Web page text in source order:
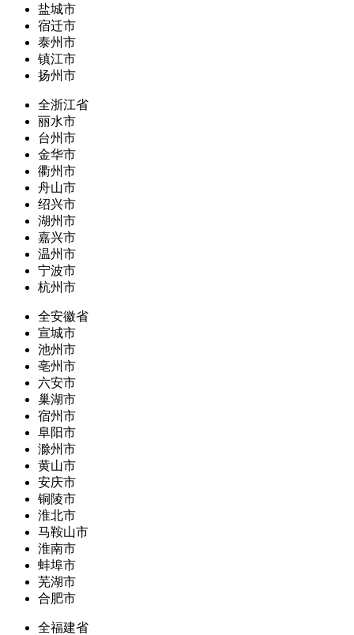
盐城市
宿迁市
泰州市
镇江市
扬州市
全浙江省
丽水市
台州市
金华市
衢州市
舟山市
绍兴市
湖州市
嘉兴市
温州市
宁波市
杭州市
全安徽省
宣城市
池州市
亳州市
六安市
巢湖市
宿州市
阜阳市
滁州市
黄山市
安庆市
铜陵市
淮北市
马鞍山市
淮南市
蚌埠市
芜湖市
合肥市
全福建省